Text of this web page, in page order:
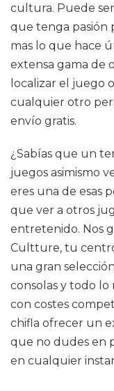
cultura. Puede
que tenga pasión
mas lo que hace
extensa gama de
localizar el juego
cualquier otro
envío gratis.
¿Sabías que un
juegos asimismo
eres una de esas
que ver a otros
entretenido. Nos
Cultture, tu
una gran
consolas y todo lo
con costes
chifla ofrecer un
que no dudes en
en cualquier